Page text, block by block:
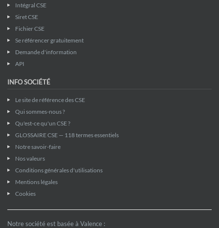
Intégral CSE
Siret CSE
Fichier CSE
Se référencer gratuitement
Demande d'information
API
INFO SOCIÉTÉ
Le site de référence des CSE
Qui sommes-nous ?
Qu'est-ce qu'un CSE ?
GLOSSAIRE CSE — 118 termes essentiels
Notre savoir-faire
Nos valeurs
Conditions générales d'utilisations
Mentions légales
Cookies
Notre société est basée à Valence :